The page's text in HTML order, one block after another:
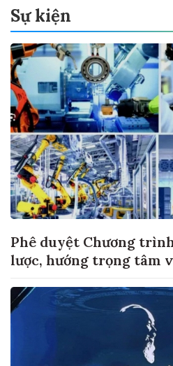
Sự kiện
Phê duyệt Chương
lược, hướng trọng tâm